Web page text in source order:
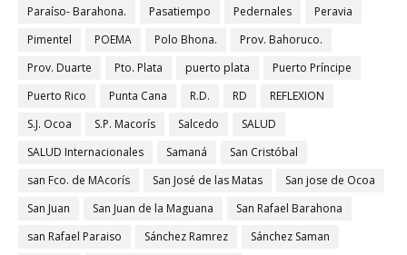
Paraíso- Barahona.
Pasatiempo Pedernales
Peravia
Pimentel
POEMA Polo Bhona.
Prov. Bahoruco.
Prov. Duarte
Pto. Plata puerto plata
Puerto Príncipe
Puerto Rico
Punta Cana R.D. RD
REFLEXION
S.J. Ocoa
S.P. Macorís Salcedo
SALUD
SALUD Internacionales
Samaná
San Cristóbal
san Fco. de MAcorís
San José de las Matas
San jose de Ocoa
San Juan
San Juan de la Maguana
San Rafael Barahona
san Rafael Paraiso
Sánchez Ramrez
Sánchez Saman